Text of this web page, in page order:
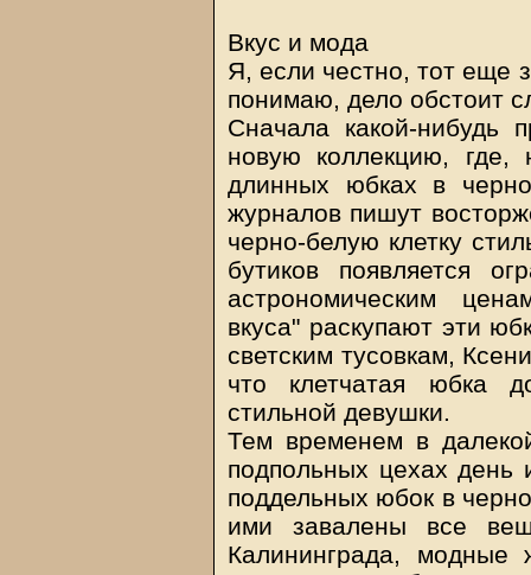
Вкус и мода
Я, если честно, тот еще
понимаю, дело обстоит
Сначала какой-нибудь
новую коллекцию,
длинных юбках в
журналов пишут
черно-белую клетку
бутиков появляется
астрономическим
вкуса" раскупают эти
светским тусовкам,
что клетчатая юбка
стильной девушки.
Тем временем в
подпольных цехах день
поддельных юбок в
ими завалены все
Калининграда, модные